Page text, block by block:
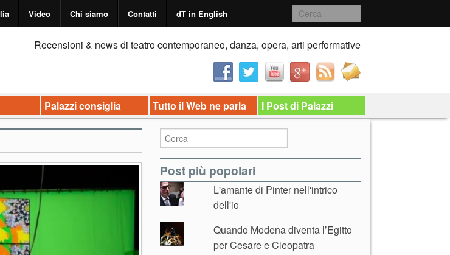
Video Chi siamo Contatti dT in English
Recensioni & news di teatro contemporaneo, danza, opera, arti performative
Palazzi consiglia Tutto il Web ne parla I Post di Palazzi
Post più popolari
L'amante di Pinter nell'intrico
dell'io
Quando Modena diventa l’Egitto
per Cesare e Cleopatra